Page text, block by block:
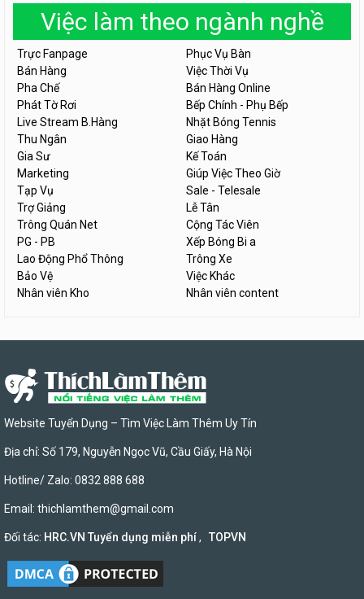
Việc làm theo ngành nghề
Trực Fanpage
Phục Vụ Bàn
Bán Hàng
Việc Thời Vụ
Pha Chế
Bán Hàng Online
Phát Tờ Rơi
Bếp Chính - Phụ Bếp
Live Stream B.Hàng
Nhặt Bóng Tennis
Thu Ngân
Giao Hàng
Gia Sư
Kế Toán
Marketing
Giúp Việc Theo Giờ
Tạp Vụ
Sale - Telesale
Trợ Giảng
Lễ Tân
Trông Quán Net
Cộng Tác Viên
PG - PB
Xếp Bóng Bi a
Lao Động Phổ Thông
Trông Xe
Bảo Vệ
Việc Khác
Nhân viên Kho
Nhân viên content
Website Tuyển Dụng – Tìm Việc Làm Thêm Uy Tín
Địa chỉ: Số 179, Nguyễn Ngọc Vũ, Cầu Giấy, Hà Nội
Hotline/ Zalo: 0832 888 688
Email: thichlamthem@gmail.com
Đối tác: HRC.VN Tuyển dụng miễn phí, TOPVN